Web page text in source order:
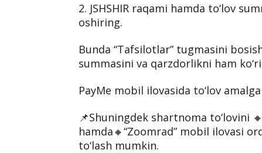
2. JSHSHIR raqami hamda to‘lov
oshiring.
Bunda “Tafsilotlar” tugmasini
summasini va qarzdorlikni ham
PayMe mobil ilovasida to‘lov
📌Shuningdek shartnoma to‘lovini
hamda🔸“Zoomrad” mobil ilovasi
to‘lash mumkin.